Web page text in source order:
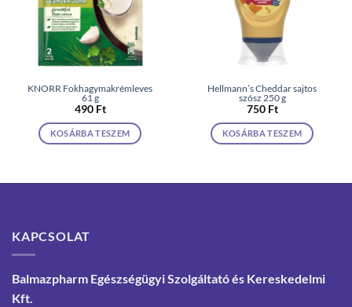
KNORR Fokhagymakrémleves
61 g
490 Ft
KOSÁRBA TESZEM
Hellmann’s Cheddar sajtos
szósz 250 g
750 Ft
KOSÁRBA TESZEM
KAPCSOLAT
Balmazpharm Egészségügyi Szolgáltató és Kereskedelmi
Kft.